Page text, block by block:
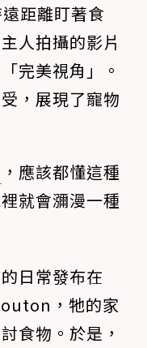
距離盯著食
人拍攝的影片
完美視角」。
，展現了寵物
，應該都懂這種
就會瀰漫一種
日常發布在
，牠的家
食物。於是，